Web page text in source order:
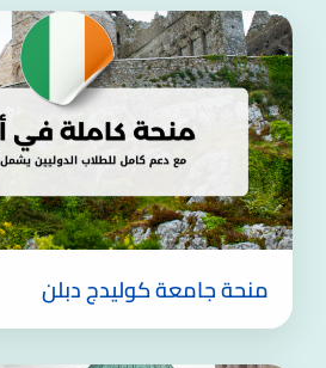
منحة جامعة كوليدج دبلن